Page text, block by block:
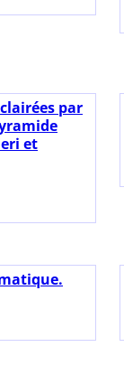
par
et